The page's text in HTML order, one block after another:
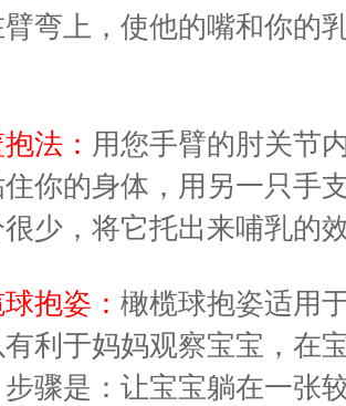
弯上，使他的嘴和你的
法： 用您手臂的肘关节
你的身体，用另一只手
少，将它托出来哺乳的
抱姿： 橄榄球抱姿适用
利于妈妈观察宝宝，在
骤是：让宝宝躺在一张